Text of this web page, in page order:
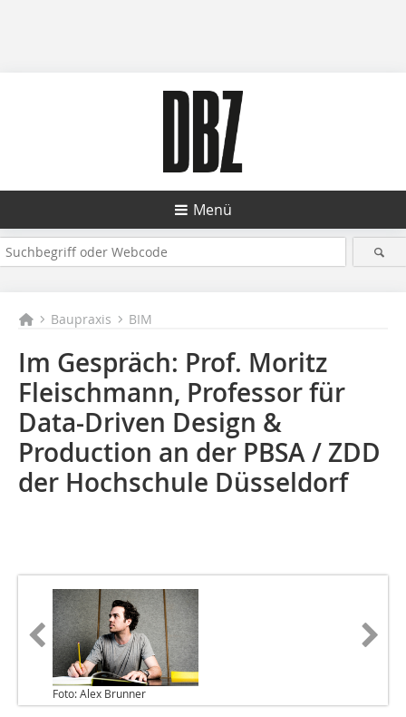
Menü
Baupraxis BIM
Im Gespräch: Prof. Moritz
Fleischmann, Professor für
Data-Driven Design &
Production an der PBSA / ZDD
der Hochschule Düsseldorf
Foto: Alex Brunner